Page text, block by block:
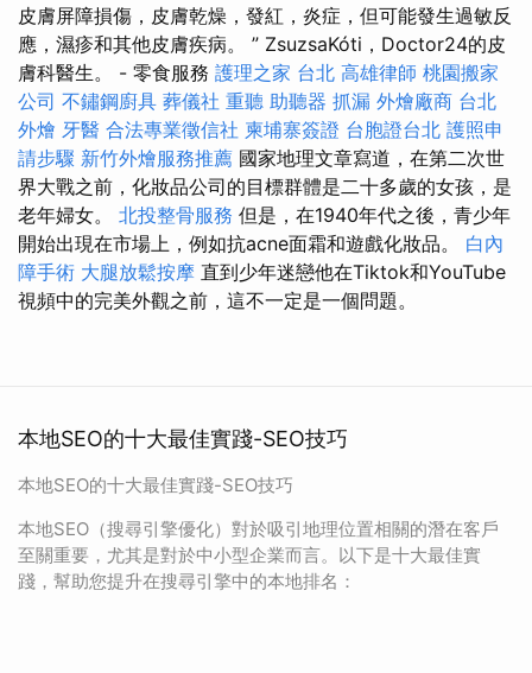
皮膚屏障損傷，皮膚乾燥，發紅，炎症，但可能發生過敏反
應，濕疹和其他皮膚疾病。 ” ZsuzsaKóti，Doctor24的皮
膚科醫生。 - 零食服務 護理之家 台北 高雄律師 桃園搬家
公司 不鏽鋼廚具 葬儀社 重聽 助聽器 抓漏 外燴廠商 台北
外燴 牙醫 合法專業徵信社 柬埔寨簽證 台胞證台北 護照申
請步驟 新竹外燴服務推薦 國家地理文章寫道，在第二次世
界大戰之前，化妝品公司的目標群體是二十多歲的女孩，是
老年婦女。 北投整骨服務 但是，在1940年代之後，青少年
開始出現在市場上，例如抗acne面霜和遊戲化妝品。 白內
障手術 大腿放鬆按摩 直到少年迷戀他在Tiktok和YouTube
視頻中的完美外觀之前，這不一定是一個問題。
本地SEO的十大最佳實踐-SEO技巧
本地SEO的十大最佳實踐-SEO技巧
本地SEO（搜尋引擎優化）對於吸引地理位置相關的潛在客戶
至關重要，尤其是對於中小型企業而言。以下是十大最佳實
踐，幫助您提升在搜尋引擎中的本地排名：